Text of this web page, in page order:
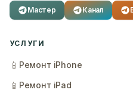
Мастер Канал
УСЛУГИ
📱 Ремонт iPhone
📱 Ремонт iPad